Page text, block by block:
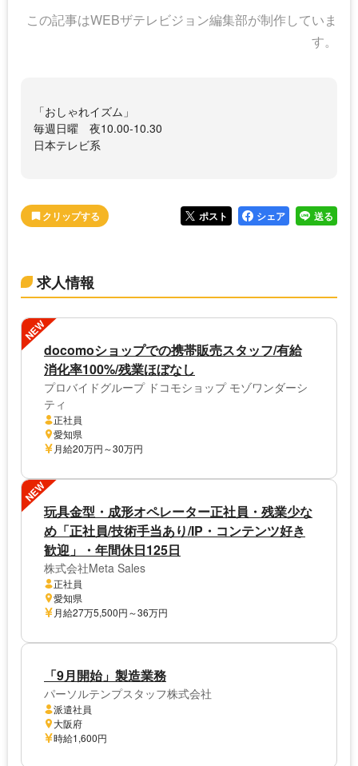
この記事はWEBザテレビジョン編集部が制作していま
す。
「おしゃれイズム」
毎週日曜 夜10.00-10.30
日本テレビ系
ポスト シェア 送る
求人情報
NEW
docomoショップでの携帯販売スタッフ/有給
消化率100%/残業ほぼなし
プロバイドグループ ドコモショップ モゾワンダーシ
ティ
正社員
愛知県
月給20万円～30万円
NEW
玩具金型・成形オペレーター正社員・残業少な
め「正社員/技術手当あり/IP・コンテンツ好き
歓迎」・年間休日125日
株式会社Meta Sales
正社員
愛知県
月給27万5,500円～36万円
「9月開始」製造業務
パーソルテンプスタッフ株式会社
派遣社員
大阪府
時給1,600円